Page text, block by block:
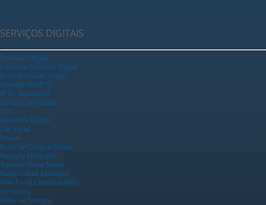
SERVIÇOS DIGITAIS
Protocolo Digital
Consultar Protocolo Digital
Portal do Ganha Tempo
Segunda Via IPTU
IPTU Sustentável
Serviços ao Cidadão
156
Ouvidoria Digital
Geo Portal
Procon
Portal de Compras Online
Inspeção Municipal
Agência Virtual Saema
Diário Oficial Eletrônico
Nota Fiscal Eletrônica NFE
Servidores
Todos os Serviços